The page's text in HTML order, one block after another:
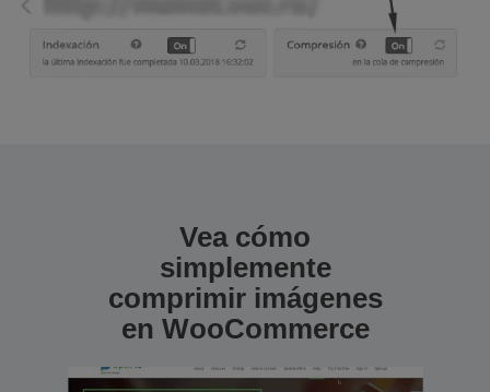
Vea cómo
simplemente
comprimir imágenes
en WooCommerce